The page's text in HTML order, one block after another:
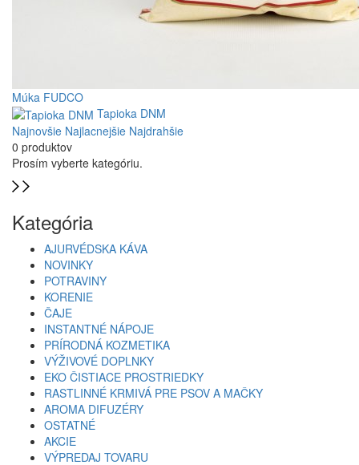
Múka FUDCO
Tapioka DNM
Najnovšie Najlacnejšie Najdrahšie
0 produktov
Prosím vyberte kategóriu.
Kategória
AJURVÉDSKA KÁVA
NOVINKY
POTRAVINY
KORENIE
ČAJE
INSTANTNÉ NÁPOJE
PRÍRODNÁ KOZMETIKA
VÝŽIVOVÉ DOPLNKY
EKO ČISTIACE PROSTRIEDKY
RASTLINNÉ KRMIVÁ PRE PSOV A MAČKY
AROMA DIFUZÉRY
OSTATNÉ
AKCIE
VÝPREDAJ TOVARU